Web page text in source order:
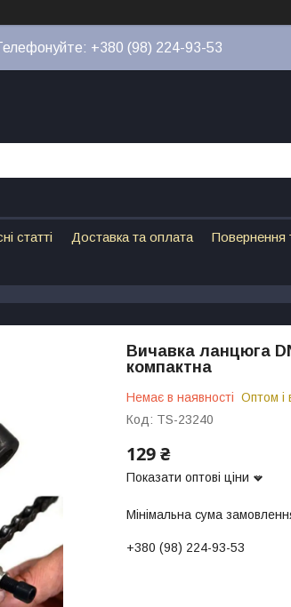
+380 (98) 224-93-53
статті Доставка та оплата Повернення
Вичавка ланцюга
компактна
Немає в наявності Оптом і
Код: TS-23240
129 ₴
Показати оптові ціни
Мінімальна сума
+380 (98) 224-93-53